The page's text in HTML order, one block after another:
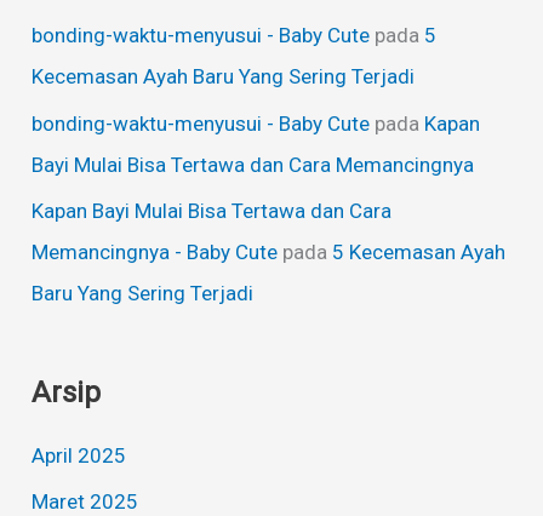
bonding-waktu-menyusui - Baby Cute pada 5
Kecemasan Ayah Baru Yang Sering Terjadi
bonding-waktu-menyusui - Baby Cute pada Kapan
Bayi Mulai Bisa Tertawa dan Cara Memancingnya
Kapan Bayi Mulai Bisa Tertawa dan Cara
Memancingnya - Baby Cute pada 5 Kecemasan Ayah
Baru Yang Sering Terjadi
Arsip
April 2025
Maret 2025